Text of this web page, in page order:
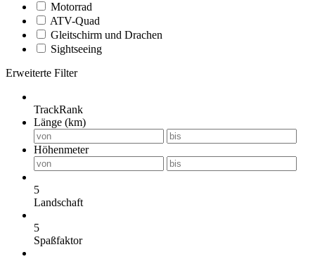
Motorrad
ATV-Quad
Gleitschirm und Drachen
Sightseeing
Erweiterte Filter
TrackRank
Länge (km)
Höhenmeter
5
Landschaft
5
Spaßfaktor